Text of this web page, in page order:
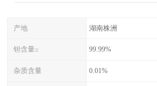
产地 湖南株洲
钽含量≥ 99.99%
杂质含量 0.01%